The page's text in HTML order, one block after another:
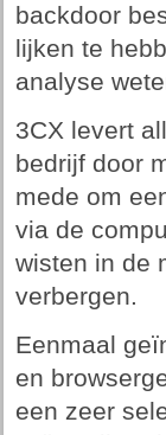
backdoor
lijken te
analyse
3CX levert
bedrijf door
mede om
via de
wisten in de
verbergen.
Eenmaal
en
een zeer